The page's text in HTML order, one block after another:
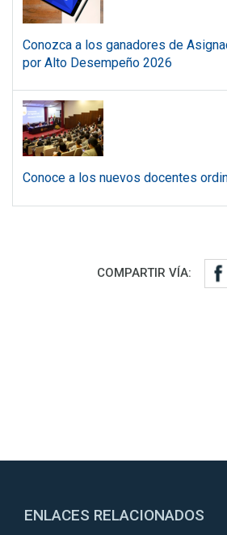
Conozca a los ganadores de
por Alto Desempeño 2026
Conoce a los nuevos docentes
Redes sociales
COMPARTIR VÍA:
ENLACES RELACIONADOS